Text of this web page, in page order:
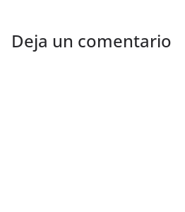
Deja un comentario